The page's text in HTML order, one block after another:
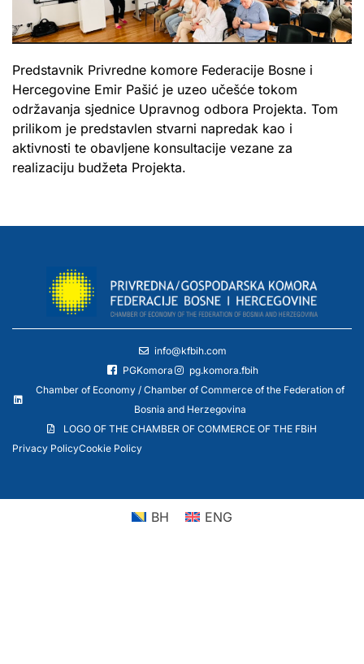
Predstavnik Privredne komore Federacije Bosne i
Hercegovine Emir Pašić je uzeo učešće tokom
održavanja sjednice Upravnog odbora Projekta. Tom
prilikom je predstavlen stvarni napredak kao i
aktivnosti te obavljene konsultacije vezane za
realizaciju budžeta Projekta.
info@kfbih.com
PGKomora
pg.komora.fbih
Chamber of Economy / Chamber of Commerce of the Federation of
Bosnia and Herzegovina
LOGO OF THE CHAMBER OF COMMERCE OF THE FBiH
Privacy PolicyCookie Policy
BH ENG